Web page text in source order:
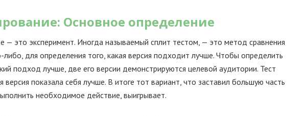
Основное определение
— это эксперимент. Иногда называемый сплит тестом, — это метод сравнения
либо, для определения того, какая версия подходит лучше. Чтобы определить
подход лучше, две его версии демонстрируются целевой аудитории. Тест
версия показала себя лучше. В итоге тот вариант, что заставил большую часть
необходимое действие, выигрывает.